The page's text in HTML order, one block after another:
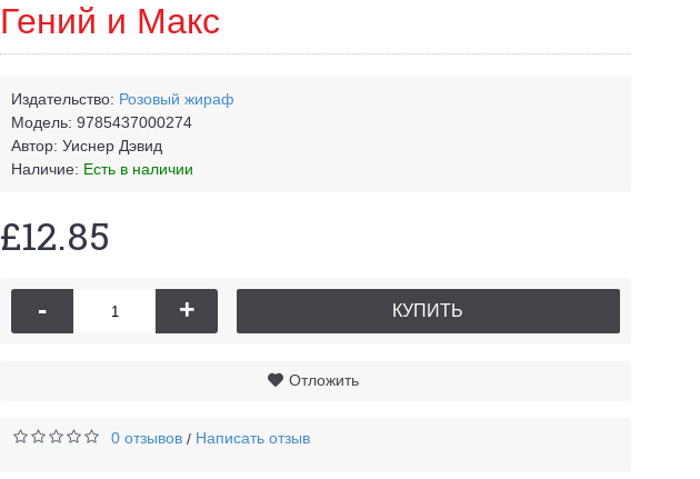
Гений и Макс
Издательство: Розовый жираф
Модель: 9785437000274
Автор: Уиснер Дэвид
Наличие: Есть в наличии
£12.85
- + КУПИТЬ
Отложить
0 отзывов / Написать отзыв